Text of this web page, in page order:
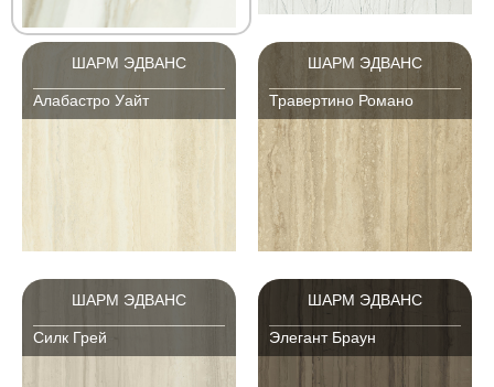
ШАРМ ЭДВАНС
Алабастро Уайт
ШАРМ ЭДВАНС
Травертино Романо
ШАРМ ЭДВАНС
Силк Грей
ШАРМ ЭДВАНС
Элегант Браун